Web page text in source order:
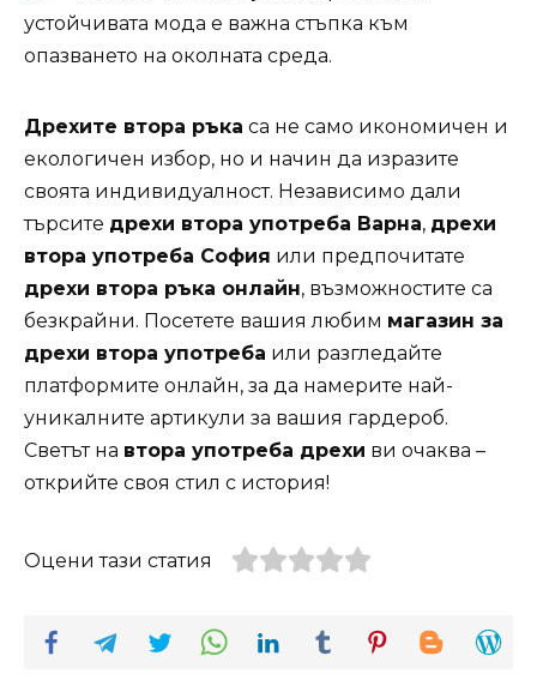
устойчивата мода е важна стъпка към
опазването на околната среда.
Дрехите втора ръка са не само икономичен и
екологичен избор, но и начин да изразите
своята индивидуалност. Независимо дали
търсите дрехи втора употреба Варна, дрехи
втора употреба София или предпочитате
дрехи втора ръка онлайн, възможностите са
безкрайни. Посетете вашия любим магазин за
дрехи втора употреба или разгледайте
платформите онлайн, за да намерите най-
уникалните артикули за вашия гардероб.
Светът на втора употреба дрехи ви очаква –
открийте своя стил с история!
Оцени тази статия